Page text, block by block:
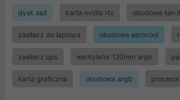
dysk ssd karta nvidia rtx obudowa lian li
zasilacz do laptopa obudowa aerocool
zasilacz ups wentylator 120mm argb
karta graficzna obudowa argb procesor